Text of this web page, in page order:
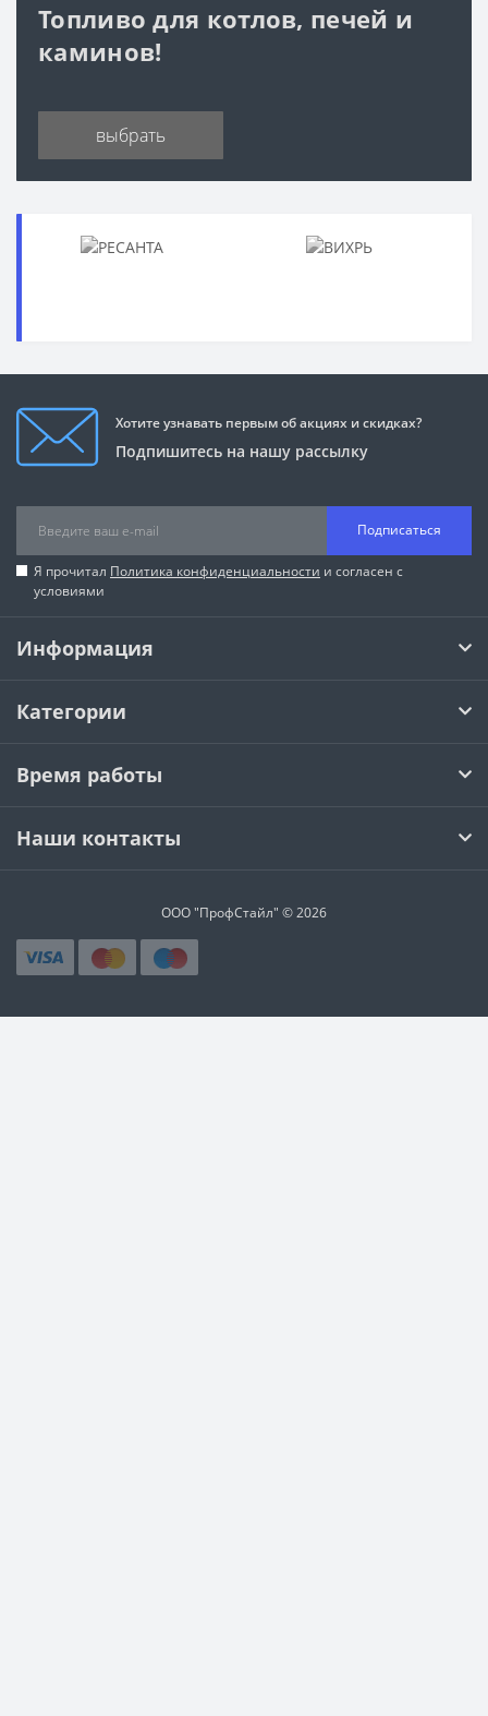
Топливо для котлов, печей и
каминов!
выбрать
Хотите узнавать первым об акциях и скидках?
Подпишитесь на нашу рассылку
Подписаться
Я прочитал Политика конфиденциальности и согласен с
условиями
Информация
Категории
Время работы
Наши контакты
ООО "ПрофСтайл" © 2026